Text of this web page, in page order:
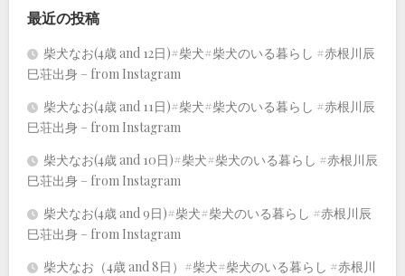
最近の投稿
柴犬なお(4歳 and 12日)#柴犬#柴犬のいる暮らし #赤根川辰
巳荘出身 – from Instagram
柴犬なお(4歳 and 11日)#柴犬#柴犬のいる暮らし #赤根川辰
巳荘出身 – from Instagram
柴犬なお(4歳 and 10日)#柴犬#柴犬のいる暮らし #赤根川辰
巳荘出身 – from Instagram
柴犬なお(4歳 and 9日)#柴犬#柴犬のいる暮らし #赤根川辰
巳荘出身 – from Instagram
柴犬なお（4歳 and 8日）#柴犬#柴犬のいる暮らし #赤根川